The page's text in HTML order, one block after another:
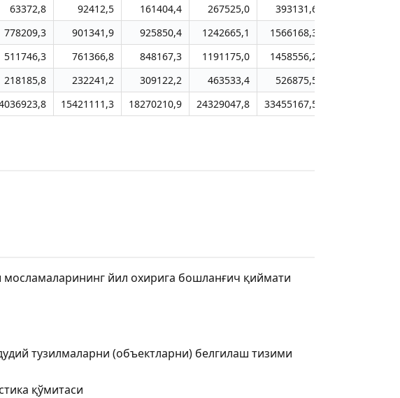
63372,8 92412,5 161404,4 267525,0 393131,6
778209,3 901341,9 925850,4 1242665,1 1566168,3
511746,3 761366,8 848167,3 1191175,0 1458556,2
218185,8 232241,2 309122,2 463533,4 526875,5
15421111,3 18270210,9 24329047,8 33455167,5
йил охирига бошланғич қиймати
тузилмаларни (объектларни) белгилаш тизими
қўмитаси